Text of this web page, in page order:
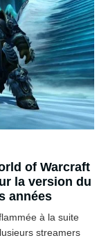
of Warcraft
la version du
années
à la suite
streamers